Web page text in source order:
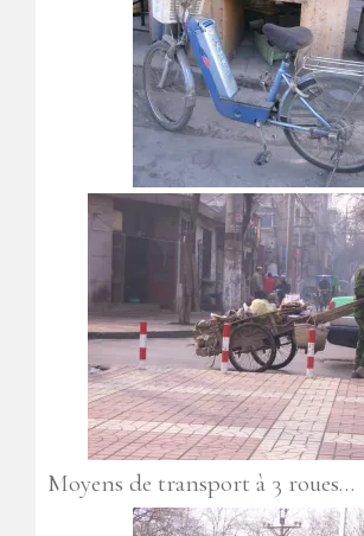
Moyens de transport à 3 roues…